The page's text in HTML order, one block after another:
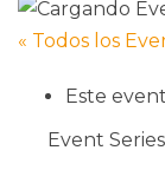
« Todos los
Este
Event